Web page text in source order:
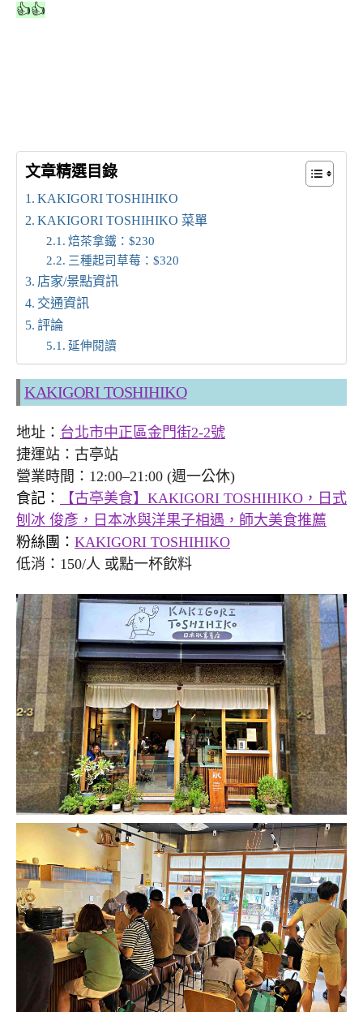
👍👍
文章精選目錄
KAKIGORI TOSHIHIKO
KAKIGORI TOSHIHIKO 菜單
焙茶拿鐵：$230
三種起司草莓：$320
店家/景點資訊
交通資訊
評論
延伸閱讀
KAKIGORI TOSHIHIKO
地址： 台北市中正區金門街2-2號
捷運站：古亭站
營業時間：12:00–21:00 (週一公休)
食記：
【古亭美食】KAKIGORI TOSHIHIKO，日式
刨冰 俊彥，日本冰與洋果子相遇，師大美食推薦
粉絲團： KAKIGORI TOSHIHIKO
低消：150/人 或點一杯飲料